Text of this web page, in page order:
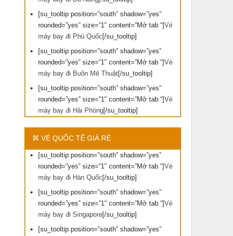
[su_tooltip position=”south” shadow=”yes”
rounded=”yes” size=”1″ content=”Mở tab “]Vé
máy bay đi Phú Quốc [/su_tooltip]
[su_tooltip position=”south” shadow=”yes”
rounded=”yes” size=”1″ content=”Mở tab “]Vé
máy bay đi Buôn Mê Thuật[/su_tooltip]
[su_tooltip position=”south” shadow=”yes”
rounded=”yes” size=”1″ content=”Mở tab “]Vé
máy bay đi Hải Phòng[/su_tooltip]
⌘ VÉ QUỐC TẾ GIÁ RẺ
[su_tooltip position=”south” shadow=”yes”
rounded=”yes” size=”1″ content=”Mở tab “]Vé
máy bay đi Hàn Quốc [/su_tooltip]
[su_tooltip position=”south” shadow=”yes”
rounded=”yes” size=”1″ content=”Mở tab “]Vé
máy bay đi Singapore[/su_tooltip]
[su_tooltip position=”south” shadow=”yes”